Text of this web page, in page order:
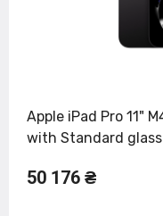
Apple iPad Pro 11"
with Standard glass
50 176 ₴